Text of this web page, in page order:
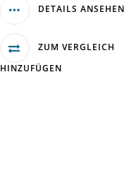
DETAILS ANSEHEN
ZUM VERGLEICH
HINZUFÜGEN